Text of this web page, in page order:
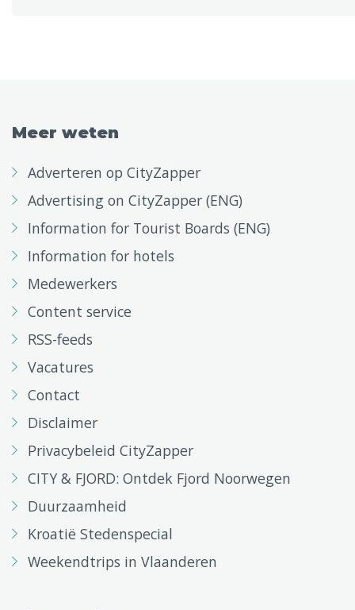
Meer weten
Adverteren op CityZapper
Advertising on CityZapper (ENG)
Information for Tourist Boards (ENG)
Information for hotels
Medewerkers
Content service
RSS-feeds
Vacatures
Contact
Disclaimer
Privacybeleid CityZapper
CITY & FJORD: Ontdek Fjord Noorwegen
Duurzaamheid
Kroatië Stedenspecial
Weekendtrips in Vlaanderen